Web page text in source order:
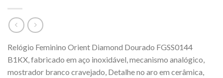
Relógio Feminino Orient Diamond Dourado FGSS0144
B1KX, fabricado em aço inoxidável, mecanismo analógico,
mostrador branco cravejado, Detalhe no aro em cerâmica,